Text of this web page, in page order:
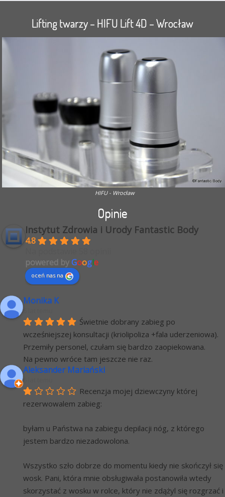
Lifting twarzy – HIFU Lift 4D – Wrocław
HIFU - Wrocław
Opinie
Instytut Zdrowia i Urody Fantastic Body
4.8
powered byGoogle
oceń nas na
Monika K
Świetnie dobrany zabieg po
wcześniejszej konsultacji (kriolipoliza +fala uderzeniowa).
Przemiły personel, czułam się bardzo zaopiekowana.
Na pewno wróce tam jeszcze nie raz.
Aleksander Mariański
Recenzja mojej dziewczyny której
rezerwowalem zabieg:
byłam u Państwa na zabiegu depilacji nóg, z którego
jestem bardzo niezadowolona.
Wszystko szło dobrze do momentu kiedy nie skończył się
wosk. Pani, która mnie obsługiwała postanowiła wtedy
skorzystać z wosku w rolce, który nie zdążyl się rozgrzać i